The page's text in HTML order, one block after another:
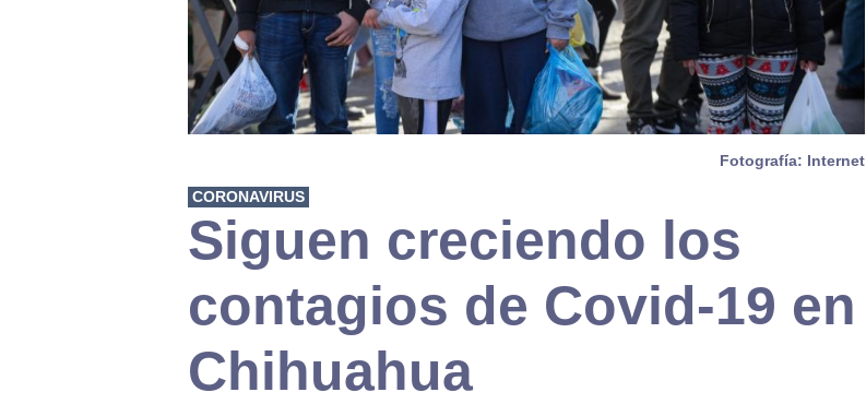
Fotografía: Internet
CORONAVIRUS
Siguen creciendo los
contagios de Covid-19 en
Chihuahua